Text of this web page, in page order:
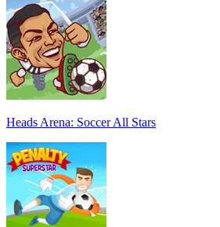
Heads Arena: Soccer All Stars